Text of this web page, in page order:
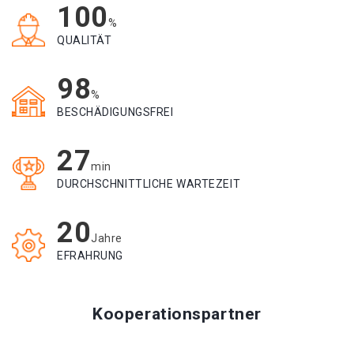
100%
QUALITÄT
98%
BESCHÄDIGUNGSFREI
27min
DURCHSCHNITTLICHE WARTEZEIT
20Jahre
EFRAHRUNG
Kooperationspartner